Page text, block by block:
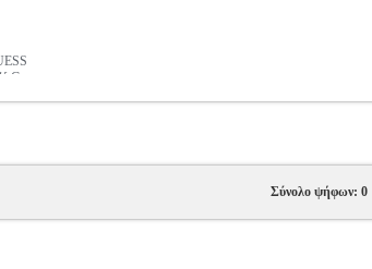
G-
Σύνολο ψήφων: 0